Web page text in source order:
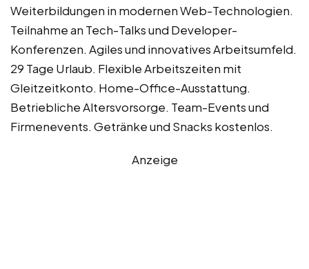
Weiterbildungen in modernen Web-Technologien.
Teilnahme an Tech-Talks und Developer-
Konferenzen. Agiles und innovatives Arbeitsumfeld.
29 Tage Urlaub. Flexible Arbeitszeiten mit
Gleitzeitkonto. Home-Office-Ausstattung.
Betriebliche Altersvorsorge. Team-Events und
Firmenevents. Getränke und Snacks kostenlos.
Anzeige